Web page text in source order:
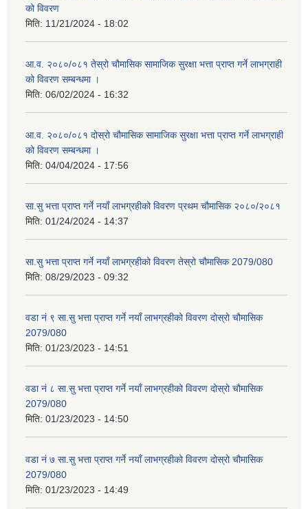
को विवरण
मिति: 11/21/2024 - 18:02
आ.व. २०८०/०८१ तेस्रो चौमासिक सामाजिक सुरक्षा भत्ता प्राप्त गर्ने लाभग्राही
को विवरण सम्बन्धमा ।
मिति: 06/02/2024 - 16:32
आ.व. २०८०/०८१ दोस्रो चौमासिक सामाजिक सुरक्षा भत्ता प्राप्त गर्ने लाभग्राही
को विवरण सम्बन्धमा ।
मिति: 04/04/2024 - 17:56
सा.सु भत्ता प्राप्त गर्ने नयाँ लाभग्रहीको विवरण प्रथम चौमासिक २०८०/२०८१
मिति: 01/24/2024 - 14:37
सा.सु भत्ता प्राप्त गर्ने नयाँ लाभग्रहीको विवरण तेस्रो चौमासिक 2079/080
मिति: 08/29/2023 - 09:32
वडा नं ९ सा.सु भत्ता प्राप्त गर्ने नयाँ लाभग्रहीको विवरण दोस्रो चौमासिक
2079/080
मिति: 01/23/2023 - 14:51
वडा नं ८ सा.सु भत्ता प्राप्त गर्ने नयाँ लाभग्रहीको विवरण दोस्रो चौमासिक
2079/080
मिति: 01/23/2023 - 14:50
वडा नं ७ सा.सु भत्ता प्राप्त गर्ने नयाँ लाभग्रहीको विवरण दोस्रो चौमासिक
2079/080
मिति: 01/23/2023 - 14:49